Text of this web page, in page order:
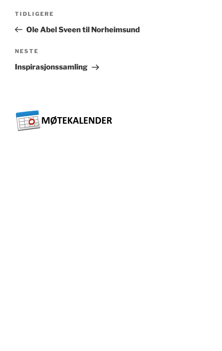
Forrige
innlegg
TIDLIGERE
Ole Abel Sveen til Norheimsund
Neste
innlegg
NESTE
Inspirasjonssamling